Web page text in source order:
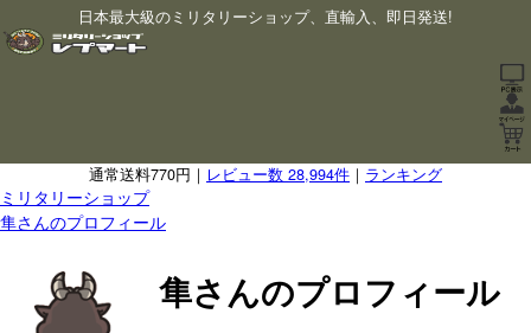
日本最大級のミリタリーショップ、直輸入、即日発送!
通常送料770円｜ レビュー数 28,994件 ｜ ランキング
ミリタリーショップ
隼さんのプロフィール
隼さんのプロフィール